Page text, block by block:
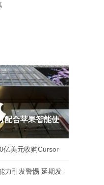
配合苹果智能使
亿美元收购Cursor
力引发警惕 延期发